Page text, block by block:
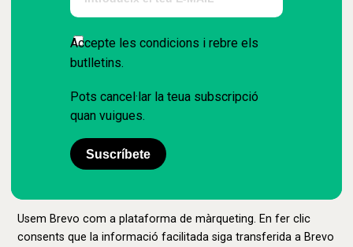
Accepte les condicions i rebre els
butlletins.
Pots cancel·lar la teua subscripció
quan vuigues.
Suscríbete
Usem Brevo com a plataforma de màrqueting. En fer clic
consents que la informació facilitada siga transferida a Brevo